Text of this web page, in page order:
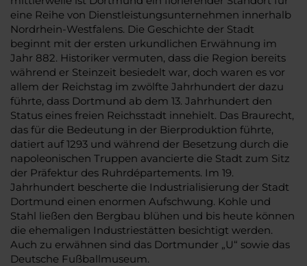
eine Reihe von Dienstleistungsunternehmen innerhalb
Nordrhein-Westfalens. Die Geschichte der Stadt
beginnt mit der ersten urkundlichen Erwähnung im
Jahr 882. Historiker vermuten, dass die Region bereits
während er Steinzeit besiedelt war, doch waren es vor
allem der Reichstag im zwölfte Jahrhundert der dazu
führte, dass Dortmund ab dem 13. Jahrhundert den
Status eines freien Reichsstadt innehielt. Das Braurecht,
das für die Bedeutung in der Bierproduktion führte,
datiert auf 1293 und während der Besetzung durch die
napoleonischen Truppen avancierte die Stadt zum Sitz
der Präfektur des Ruhrdépartements. Im 19.
Jahrhundert bescherte die Industrialisierung der Stadt
Dortmund einen enormen Aufschwung. Kohle und
Stahl ließen den Bergbau blühen und bis heute können
die ehemaligen Industriestätten besichtigt werden.
Auch zu erwähnen sind das Dortmunder „U“ sowie das
Deutsche Fußballmuseum.